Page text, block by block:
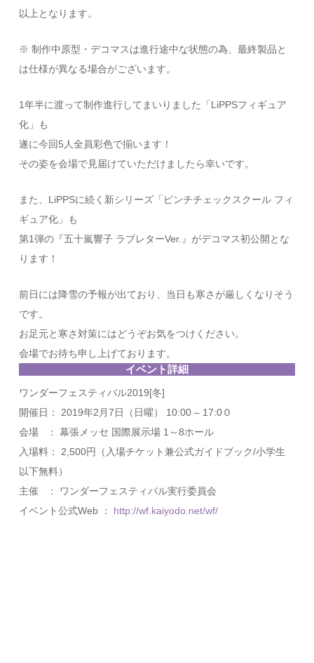
以上となります。
※ 制作中原型・デコマスは進行途中な状態の為、最終製品と
は仕様が異なる場合がございます。
1年半に渡って制作進行してまいりました「LiPPSフィギュア
化」も
遂に今回5人全員彩色で揃います！
その姿を会場で見届けていただけましたら幸いです。
また、LiPPSに続く新シリーズ「ピンチチェックスクール フィ
ギュア化」も
第1弾の『五十嵐響子 ラブレターVer.』がデコマス初公開とな
ります！
前日には降雪の予報が出ており、当日も寒さが厳しくなりそう
です。
お足元と寒さ対策にはどうぞお気をつけください。
会場でお待ち申し上げております。
イベント詳細
ワンダーフェスティバル2019[冬]
開催日： 2019年2月7日（日曜） 10:00 – 17:0０
会場 ： 幕張メッセ 国際展示場 1～8ホール
入場料： 2,500円（入場チケット兼公式ガイドブック/小学生
以下無料）
主催 ： ワンダーフェスティバル実行委員会
イベント公式Web ： http://wf.kaiyodo.net/wf/